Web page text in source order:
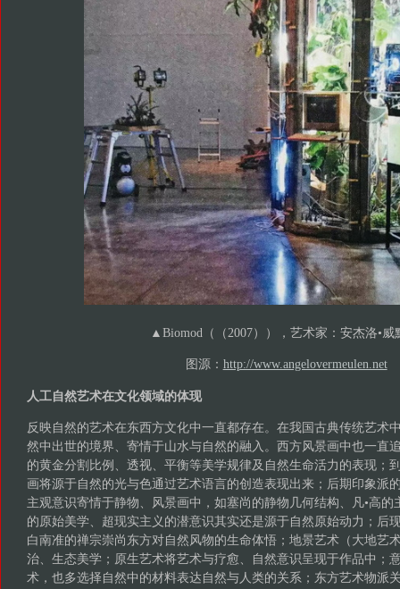
▲Biomod（（2007）），艺术家：安杰洛•威
图源： http://www.angelovermeulen.net
人工自然艺术在文化领域的体现
反映自然的艺术在东西方文化中一直都存在。在我国古典传统艺术
然中出世的境界、寄情于山水与自然的融入。西方风景画中也一直
的黄金分割比例、透视、平衡等美学规律及自然生命活力的表现；
画将源于自然的光与色通过艺术语言的创造表现出来；后期印象派
主观意识寄情于静物、风景画中，如塞尚的静物几何结构、凡•高的
的原始美学、超现实主义的潜意识其实还是源于自然原始动力；后
白南准的禅宗崇尚东方对自然风物的生命体悟；地景艺术（大地艺
治、生态美学；原生艺术将艺术与疗愈、自然意识呈现于作品中；
术，也多选择自然中的材料表达自然与人类的关系；东方艺术物派